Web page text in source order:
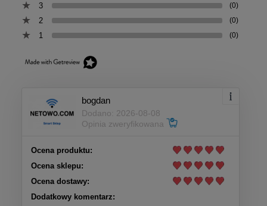
3 (0)
2 (0)
1 (0)
bogdan
Dodano: 2026-08-08
Opinia zweryfikowana
Ocena produktu:
Ocena sklepu:
Ocena dostawy:
Dodatkowy komentarz: